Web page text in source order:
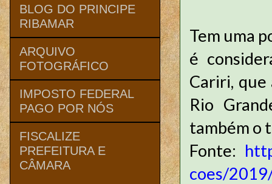
Tem uma
é
Cariri, que
Rio
também o
Fonte:
coes/
BLOG DO PRINCIPE
RIBAMAR
ARQUIVO
FOTOGRÁFICO
IMPOSTO FEDERAL
PAGO POR NÓS
FISCALIZE
PREFEITURA E
CÂMARA